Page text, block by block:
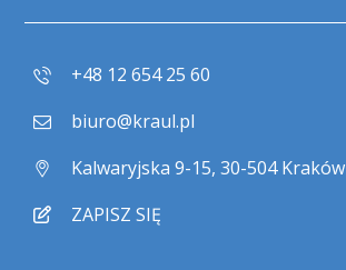
+48 12 654 25 60
biuro@kraul.pl
Kalwaryjska 9-15, 30-504 Kraków
ZAPISZ SIĘ